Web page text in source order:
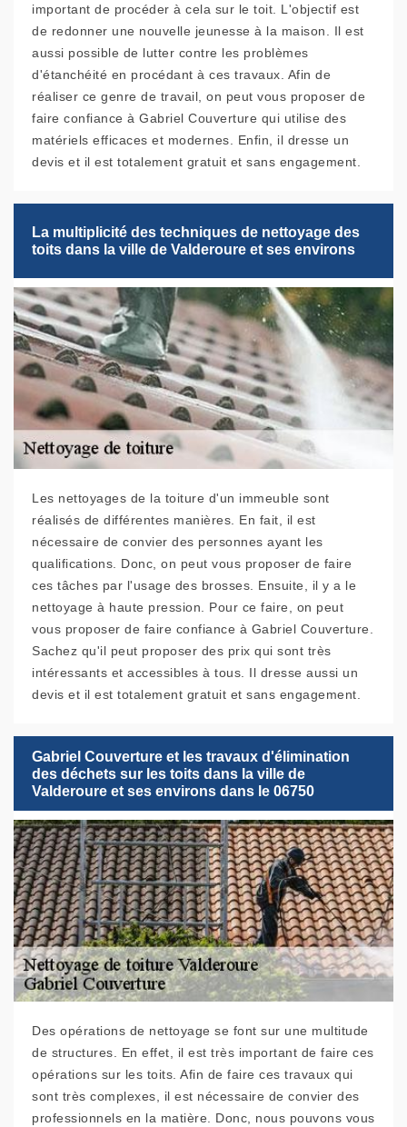
important de procéder à cela sur le toit. L'objectif est
de redonner une nouvelle jeunesse à la maison. Il est
aussi possible de lutter contre les problèmes
d'étanchéité en procédant à ces travaux. Afin de
réaliser ce genre de travail, on peut vous proposer de
faire confiance à Gabriel Couverture qui utilise des
matériels efficaces et modernes. Enfin, il dresse un
devis et il est totalement gratuit et sans engagement.
La multiplicité des techniques de nettoyage des
toits dans la ville de Valderoure et ses environs
Les nettoyages de la toiture d'un immeuble sont
réalisés de différentes manières. En fait, il est
nécessaire de convier des personnes ayant les
qualifications. Donc, on peut vous proposer de faire
ces tâches par l'usage des brosses. Ensuite, il y a le
nettoyage à haute pression. Pour ce faire, on peut
vous proposer de faire confiance à Gabriel Couverture.
Sachez qu'il peut proposer des prix qui sont très
intéressants et accessibles à tous. Il dresse aussi un
devis et il est totalement gratuit et sans engagement.
Gabriel Couverture et les travaux d'élimination
des déchets sur les toits dans la ville de
Valderoure et ses environs dans le 06750
Des opérations de nettoyage se font sur une multitude
de structures. En effet, il est très important de faire ces
opérations sur les toits. Afin de faire ces travaux qui
sont très complexes, il est nécessaire de convier des
professionnels en la matière. Donc, nous pouvons vous